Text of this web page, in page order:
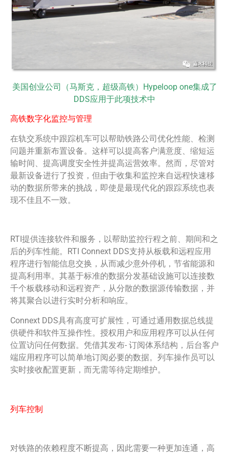
美国创业公司（马斯克，超级高铁）Hypeloop one集成了
DDS应用于此项技术中
高铁数字化监控与管理
在轨交系统中跟踪机车可以帮助铁路公司优化性能、检测
问题并重新布置设备。这样可以提高客户满意度、缩短运
输时间、提高调度安全性并提高运营效率。然而，尽管对
最新设备进行了投资，但由于收集和监控来自远程快速移
动的数据所带来的挑战，即使是最现代化的跟踪系统也表
现不佳且不一致。
RTI提供连接软件和服务，以帮助监控行程之前、期间和之
后的列车性能。RTI Connext DDS支持从板载和远程应用
程序进行智能信息交换，从而减少意外停机，节省能源和
提高利用率。其基于标准的数据分发基础设施可以连接数
千个板载移动和远程资产，从分散的数据源传输数据，并
将其聚合以进行实时分析和响应。
Connext DDS具有高度可扩展性，可通过通用数据总线提
供硬件和软件互操作性。授权用户和应用程序可以从任何
位置访问任何数据。凭借其发布- 订阅体系结构，后台客户
端应用程序可以简单地订阅必要的数据。列车操作员可以
实时接收配置更新，而无需等待定期维护。
列车控制
对铁路的依赖程度不断提高，因此需要一种更加连通，高